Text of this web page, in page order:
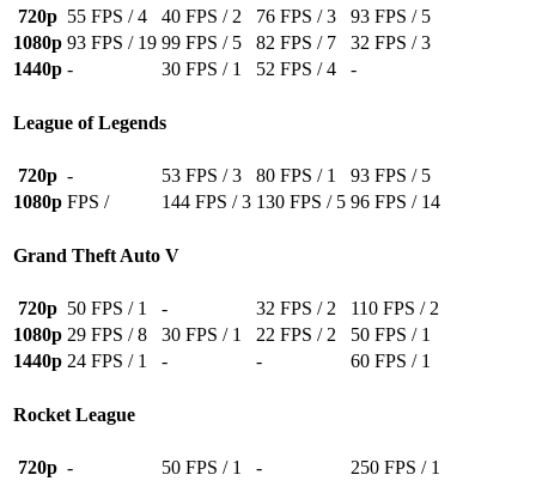
720p 55 FPS / 4 40 FPS / 2 76 FPS / 3
93 FPS / 5
1080p 93 FPS / 19 99 FPS / 5 82 FPS / 7
32 FPS / 3
1440p - 30 FPS / 1 52 FPS / 4 -
League of Legends
720p - 53 FPS / 3 80 FPS / 1
93 FPS / 5
1080p FPS / 144 FPS / 3 130 FPS / 5 96 FPS / 14
Grand Theft Auto V
720p 50 FPS / 1 - 32 FPS / 2
110 FPS / 2
1080p 29 FPS / 8 30 FPS / 1 22 FPS / 2
50 FPS / 1
1440p 24 FPS / 1 - - 60 FPS / 1
Rocket League
720p - 50 FPS / 1 -
250 FPS / 1